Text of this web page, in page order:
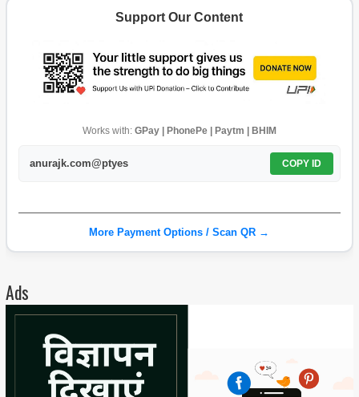
Support Our Content
Works with: GPay | PhonePe | Paytm | BHIM
anurajk.com@ptyes COPY ID
More Payment Options / Scan QR →
Ads